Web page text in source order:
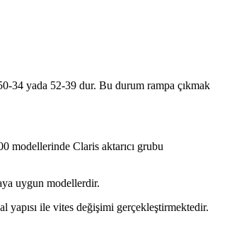
34 yada 52-39 dur. Bu durum rampa çıkmak
modellerinde Claris aktarıcı grubu
uygun modellerdir.
yapısı ile vites değişimi gerçekleştirmektedir.